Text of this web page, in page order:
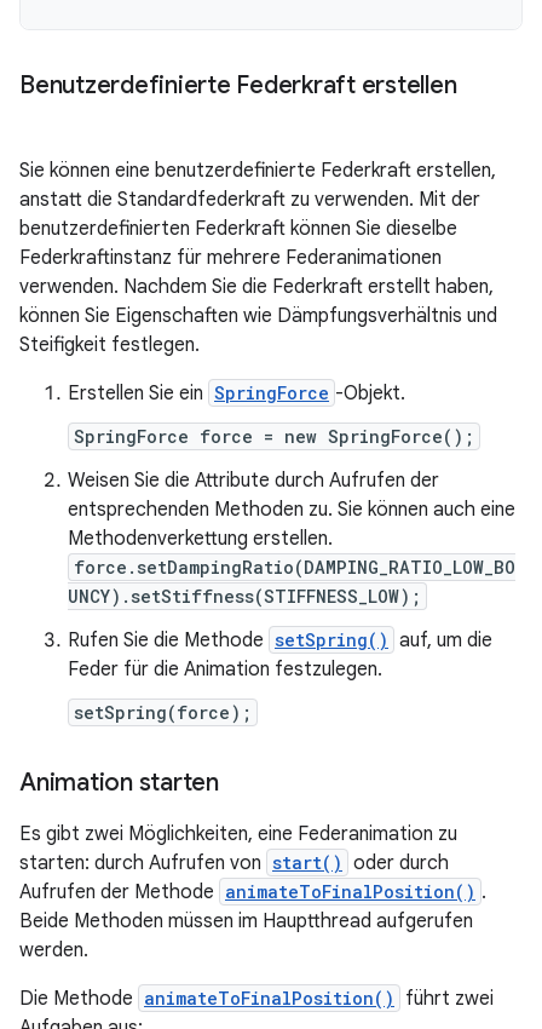
Benutzerdefinierte Federkraft erstellen
Sie können eine benutzerdefinierte Federkraft erstellen,
anstatt die Standardfederkraft zu verwenden. Mit der
benutzerdefinierten Federkraft können Sie dieselbe
Federkraftinstanz für mehrere Federanimationen
verwenden. Nachdem Sie die Federkraft erstellt haben,
können Sie Eigenschaften wie Dämpfungsverhältnis und
Steifigkeit festlegen.
Erstellen Sie ein SpringForce -Objekt.
SpringForce force = new SpringForce();
Weisen Sie die Attribute durch Aufrufen der
entsprechenden Methoden zu. Sie können auch eine
Methodenverkettung erstellen.
force.setDampingRatio(DAMPING_RATIO_LOW_BO
UNCY).setStiffness(STIFFNESS_LOW);
Rufen Sie die Methode setSpring() auf, um die
Feder für die Animation festzulegen.
setSpring(force);
Animation starten
Es gibt zwei Möglichkeiten, eine Federanimation zu
starten: durch Aufrufen von start() oder durch
Aufrufen der Methode animateToFinalPosition() .
Beide Methoden müssen im Hauptthread aufgerufen
werden.
Die Methode animateToFinalPosition()
führt zwei